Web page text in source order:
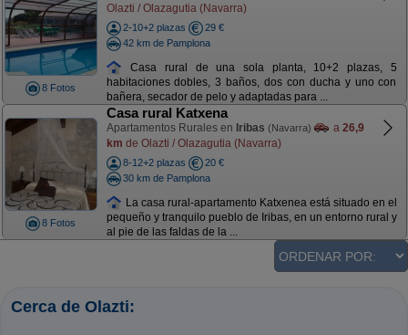
8 Fotos
Olazti / Olazagutia (Navarra)
2-10+2 plazas
29 €
42 km de Pamplona
Casa rural de una sola planta, 10+2 plazas, 5
habitaciones dobles, 3 baños, dos con ducha y uno con
bañera, secador de pelo y adaptadas para ...
8 Fotos
Casa rural Katxena
Apartamentos Rurales en Iribas (Navarra) a 26,9
km de Olazti / Olazagutia (Navarra)
8-12+2 plazas
20 €
30 km de Pamplona
La casa rural-apartamento Katxenea está situado en el
pequeño y tranquilo pueblo de Iribas, en un entorno rural y
al pie de las faldas de la ...
Cerca de Olazti: